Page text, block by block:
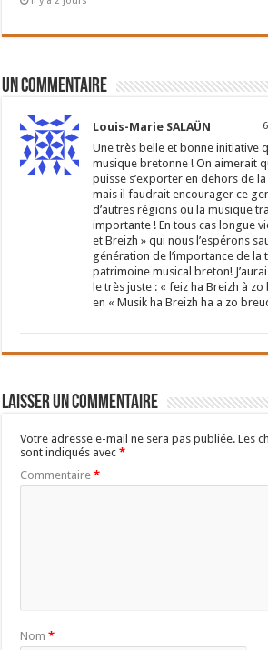
Un commentaire
Louis-Marie SALAÜN
Une très belle et bonne initiative
musique bretonne ! On aimerait
puisse s’exporter en dehors de la
mais il faudrait encourager ce
d’autres régions ou la musique
importante ! En tous cas longue
et Breizh » qui nous l’espérons
génération de l’importance de la
patrimoine musical breton!
le très juste : « feiz ha Breizh à zo
en « Musik ha Breizh ha a zo
Laisser un commentaire
Votre adresse e-mail ne sera pas publiée. Les
sont indiqués avec*
Commentaire*
Nom*